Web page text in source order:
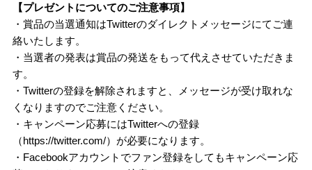
【プレゼントについてのご注意事項】
・賞品の当選通知はTwitterのダイレクトメッセージにてご連
絡いたします。
・当選者の発表は賞品の発送をもって代えさせていただきま
す。
・Twitterの登録を解除されますと、メッセージが受け取れな
くなりますのでご注意ください。
・キャンペーン応募にはTwitterへの登録
（https://twitter.com/）が必要になります。
・Facebookアカウントでファン登録をしてもキャンペーン応